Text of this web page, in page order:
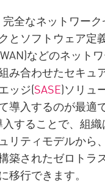
完全なネットワー
とソフトウェア定
などのネット
み合わせたセキュ
ッジ(SASE)ソリュ
導入するのが最適で
入することで、組
リティモデルから
築されたゼロトラ
移行できます。